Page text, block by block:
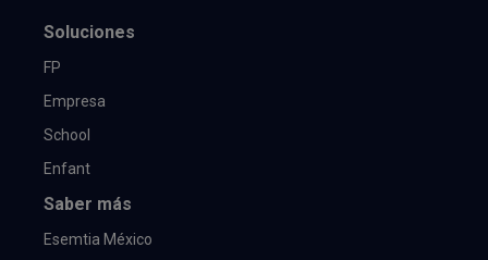
Soluciones
FP
Empresa
School
Enfant
Saber más
Esemtia México